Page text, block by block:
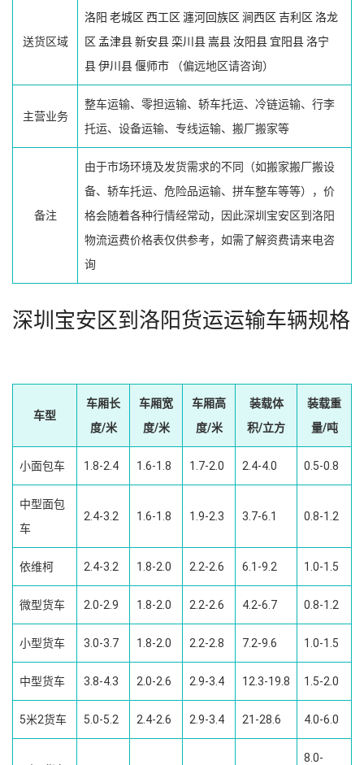
送货区域
洛阳 老城区 西工区 瀍河回族区 涧西区 吉利区 洛龙
区 孟津县新安县栾川县嵩县汝阳县 宜阳县 洛宁
县伊川县偃师市 （偏远地区请咨询）
主营业务
整车运输、零担运输、轿车托运、冷链运输、行李
托运、设备运输、专线运输、搬厂搬家等
备注
由于市场环境及发货需求的不同（如搬家搬厂搬设
备、轿车托运、危险品运输、拼车整车等等），价
格会随着各种行情经常动，因此深圳宝安区到洛阳
物流运费价格表仅供参考，如需了解资费请来电咨
询
深圳宝安区到洛阳货运运输车辆规格
车型
车厢长
度/米
车厢宽
度/米
车厢高
度/米
装载体
积/立方
装载重
量/吨
小面包车 1.8-2.4 1.6-1.8 1.7-2.0 2.4-4.0 0.5-0.8
中型面包
车
2.4-3.2 1.6-1.8 1.9-2.3 3.7-6.1 0.8-1.2
依维柯 2.4-3.2 1.8-2.0 2.2-2.6 6.1-9.2 1.0-1.5
微型货车 2.0-2.9 1.8-2.0 2.2-2.6 4.2-6.7 0.8-1.2
小型货车 3.0-3.7 1.8-2.0 2.2-2.8 7.2-9.6 1.0-1.5
中型货车 3.8-4.3 2.0-2.6 2.9-3.4 12.3-19.8 1.5-2.0
5米2货车 5.0-5.2 2.4-2.6 2.9-3.4 21-28.6 4.0-6.0
8.0-